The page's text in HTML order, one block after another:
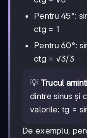
Pentru 45°:
ctg = 1
Pentru 60°:
ctg = √3/3
💡 Trucul
dintre sinus și
valorile: tg =
De exemplu,